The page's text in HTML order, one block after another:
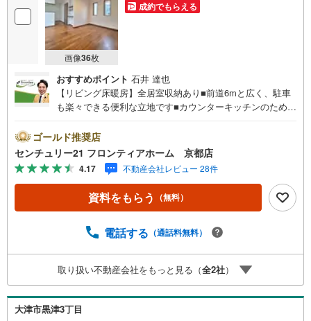
画像36枚
成約でもらえる
おすすめポイント 石井 達也
【リビング床暖房】全居室収納あり■前道6mと広く、駐車
も楽々できる便利な立地です■カウンターキッチンのため、
で徒歩4分でお子様も安心して通学できますね・スーパーコ
ンビニ徒歩圏内でお買い物も便利です・窓が多くあり自然
光がたっぷり入る明るいお部屋です 立地・大津市立大石小
学校まで徒歩約4分・大津市南郷中学校まで徒歩約66分 弊
社が選ばれる理由 1.お金の扱い方のプロ、ファイナンシャ
ルプランナーが資金計画をサポート！2.買い替えなどにも
りがあるため、最も低金利になるように審査が可能！4.物
リフォームプランナーがご提案！5.定期的にご連絡を繋
ぎ、有事の際に迅速にサポートいたします弊社は専門家同
士が連携をとっているため、より多くの知見がございま
す。お気軽にお問合せください！
ゴールド推奨店
センチュリー21 フロンティアホーム 京都店
4.17 不動産会社レビュー 28件
資料をもらう （無料）
電話する （通話料無料）
取り扱い不動産会社をもっと見る（全2社）
大津市黒津3丁目